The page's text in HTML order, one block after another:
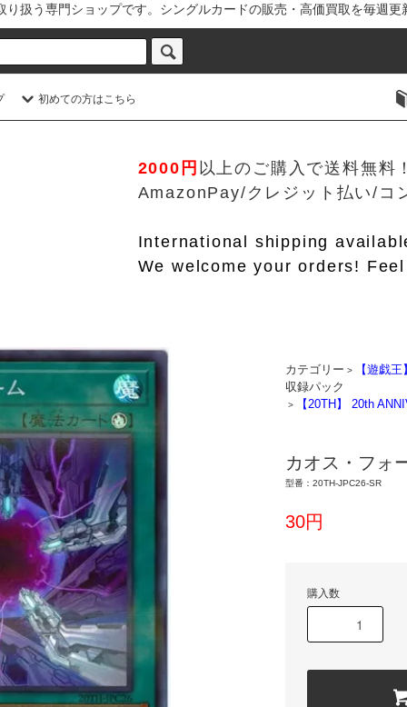
扱う専門ショップです。シングルカードの販売・高価買取を毎週更
初めての方はこちら
2000円 以上のご購入で送料無料
AmazonPay/クレジット払い/コ
International shipping
We welcome your orders!
カテゴリー >
【遊戯
収録パック
> 【20TH】 20th
カオス・フォ
型番：20TH-JPC26-SR
30円
購入数